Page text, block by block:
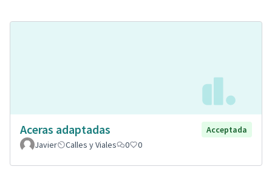
Aceras adaptadas
Acceptada
Javier
Calles y Viales 0 0